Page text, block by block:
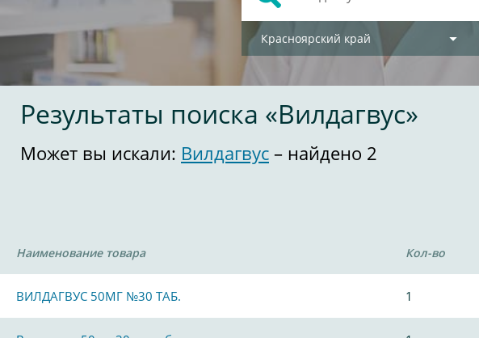
Красноярский край
Результаты поиска «Вилдагвус»
Может вы искали: Вилдагвус – найдено 2
Наименование товара Кол-во
ВИЛДАГВУС 50МГ №30 ТАБ. 1